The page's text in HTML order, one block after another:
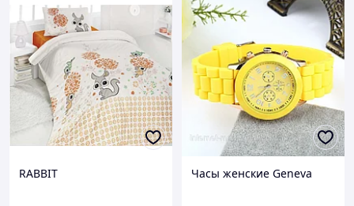
RABBIT Часы женские Geneva